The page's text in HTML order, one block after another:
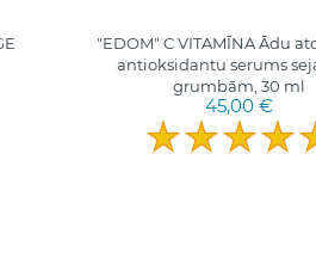
"EDOM" C VITAMĪNA Ādu
antioksidantu serums
grumbām, 30 ml
45,00 €